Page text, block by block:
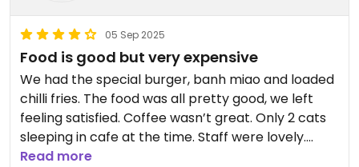
05 Sep 2025
Food is good but very expensive
We had the special burger, banh miao and loaded
chilli fries. The food was all pretty good, we left
feeling satisfied. Coffee wasn’t great. Only 2 cats
sleeping in cafe at the time. Staff were lovely.
English menus are available upon request.
Read more